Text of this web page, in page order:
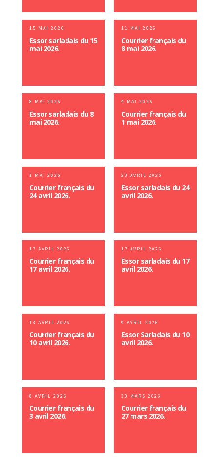
15 MAI 2026
Essor sarladais du 15
mai 2026.
11 MAI 2026
Courrier français du
8 mai 2026.
8 MAI 2026
Essor sarladais du 8
mai 2026.
4 MAI 2026
Courrier français du
1 mai 2026.
1 MAI 2026
Courrier français du
24 avril 2026.
23 AVRIL 2026
Essor sarladais du 24
avril 2026.
17 AVRIL 2026
Courrier français du
17 avril 2026.
17 AVRIL 2026
Essor sarladais du 17
avril 2026.
13 AVRIL 2026
Courrier français du
10 avril 2026.
9 AVRIL 2026
Essor Sarladais du 10
avril 2026.
8 AVRIL 2026
Courrier français du
3 avril 2026.
30 MARS 2026
Courrier français du
27 mars 2026.